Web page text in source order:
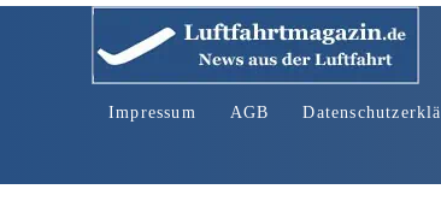
Impressum AGB